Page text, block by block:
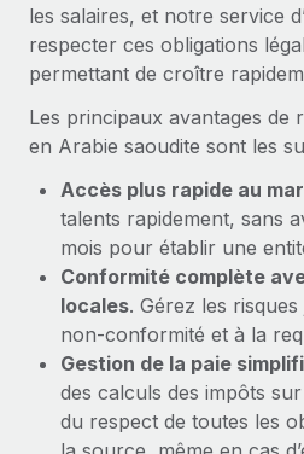
les salaires, et notre service
respecter ces obligations
permettant de croître
Les principaux avantages de
en Arabie saoudite sont les
Accès plus rapide au
talents rapidement, sans
mois pour établir une
Conformité complète
locales. Gérez les
non-conformité et à la
Gestion de la paie
des calculs des impôts
du respect de toutes les